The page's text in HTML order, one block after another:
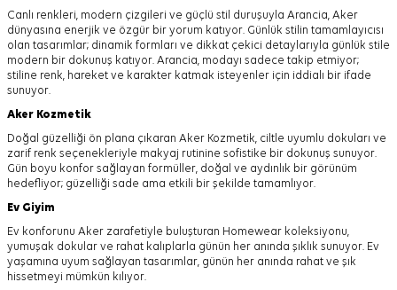
Canlı renkleri, modern çizgileri ve güçlü stil duruşuyla Arancia, Aker
dünyasına enerjik ve özgür bir yorum katıyor. Günlük stilin tamamlayıcısı
olan tasarımlar; dinamik formları ve dikkat çekici detaylarıyla günlük stile
modern bir dokunuş katıyor. Arancia, modayı sadece takip etmiyor;
stiline renk, hareket ve karakter katmak isteyenler için iddialı bir ifade
sunuyor.
Aker Kozmetik
Doğal güzelliği ön plana çıkaran Aker Kozmetik, ciltle uyumlu dokuları ve
zarif renk seçenekleriyle makyaj rutinine sofistike bir dokunuş sunuyor.
Gün boyu konfor sağlayan formüller, doğal ve aydınlık bir görünüm
hedefliyor; güzelliği sade ama etkili bir şekilde tamamlıyor.
Ev Giyim
Ev konforunu Aker zarafetiyle buluşturan Homewear koleksiyonu,
yumuşak dokular ve rahat kalıplarla günün her anında şıklık sunuyor. Ev
yaşamına uyum sağlayan tasarımlar, günün her anında rahat ve şık
hissetmeyi mümkün kılıyor.